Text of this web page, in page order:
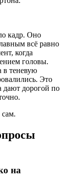
кадр. Оно
всё равно
когда
головы.
в теневую
Это
дают дорогой по
на